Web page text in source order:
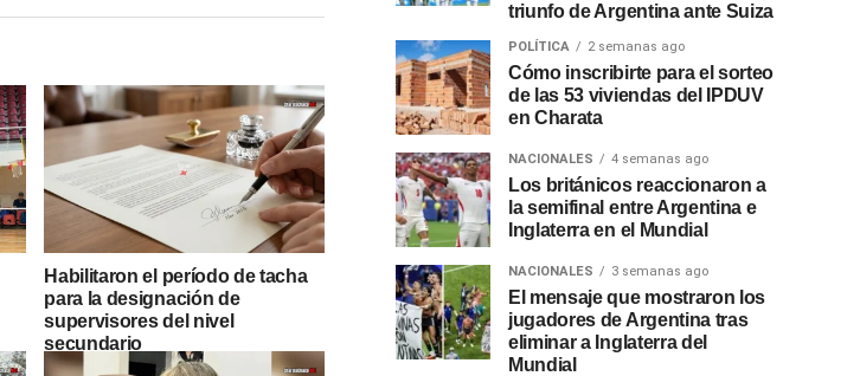
Habilitaron el período de tacha
para la designación de
supervisores del nivel
secundario
triunfo de Argentina ante Suiza
POLÍTICA 2 semanas ago
Cómo inscribirte para el sorteo
de las 53 viviendas del IPDUV
en Charata
NACIONALES 4 semanas ago
Los británicos reaccionaron a
la semifinal entre Argentina e
Inglaterra en el Mundial
NACIONALES 3 semanas ago
El mensaje que mostraron los
jugadores de Argentina tras
eliminar a Inglaterra del
Mundial